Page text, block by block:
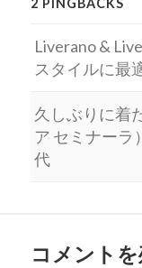
2 PINGBACKS
Liverano &
スタイルに最
久しぶりに着
ア セミナーラ
代
コメント